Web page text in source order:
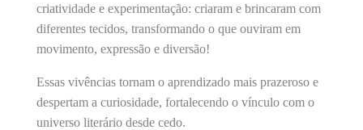
criatividade e experimentação: criaram e brincaram com
diferentes tecidos, transformando o que ouviram em
movimento, expressão e diversão!
Essas vivências tornam o aprendizado mais prazeroso e
despertam a curiosidade, fortalecendo o vínculo com o
universo literário desde cedo.